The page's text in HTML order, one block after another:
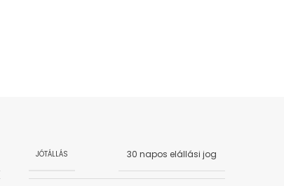
JÓTÁLLÁS 30 napos elállási jog